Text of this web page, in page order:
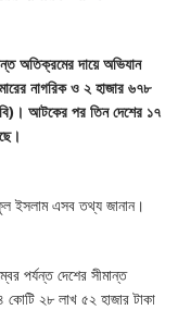
অতিক্রমের দায়ে অভিযান
নাগরিক ও ২ হাজার ৬৭৮
আটকের পর তিন দেশের ১৭
ইসলাম এসব তথ্য জানান।
পর্যন্ত দেশের সীমান্ত
কোটি ২৮ লাখ ৫২ হাজার টাকা